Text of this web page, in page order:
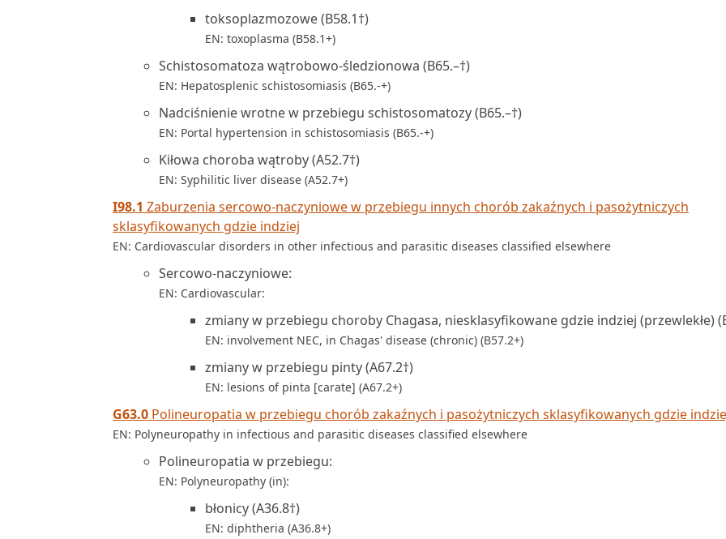
toksoplazmozowe (B58.1†)
EN: toxoplasma (B58.1+)
Schistosomatoza wątrobowo-śledzionowa (B65.–†)
EN: Hepatosplenic schistosomiasis (B65.-+)
Nadciśnienie wrotne w przebiegu schistosomatozy (B65.–†)
EN: Portal hypertension in schistosomiasis (B65.-+)
Kiłowa choroba wątroby (A52.7†)
EN: Syphilitic liver disease (A52.7+)
I98.1 Zaburzenia sercowo-naczyniowe w przebiegu innych chorób zakaźnych i pasożytniczych
sklasyfikowanych gdzie indziej
EN: Cardiovascular disorders in other infectious and parasitic diseases classified elsewhere
Sercowo-naczyniowe:
EN: Cardiovascular:
zmiany w przebiegu choroby Chagasa, niesklasyfikowane gdzie indziej (przewlekłe)
EN: involvement NEC, in Chagas' disease (chronic) (B57.2+)
zmiany w przebiegu pinty (A67.2†)
EN: lesions of pinta [carate] (A67.2+)
G63.0 Polineuropatia w przebiegu chorób zakaźnych i pasożytniczych sklasyfikowanych gdzie
EN: Polyneuropathy in infectious and parasitic diseases classified elsewhere
Polineuropatia w przebiegu:
EN: Polyneuropathy (in):
błonicy (A36.8†)
EN: diphtheria (A36.8+)